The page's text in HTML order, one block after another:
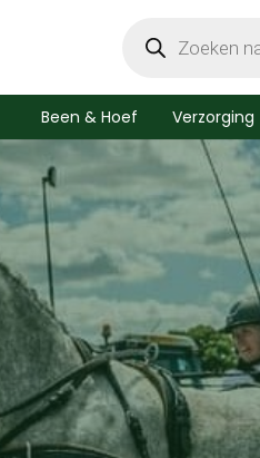
zoeken
Been & Hoef Verzorging